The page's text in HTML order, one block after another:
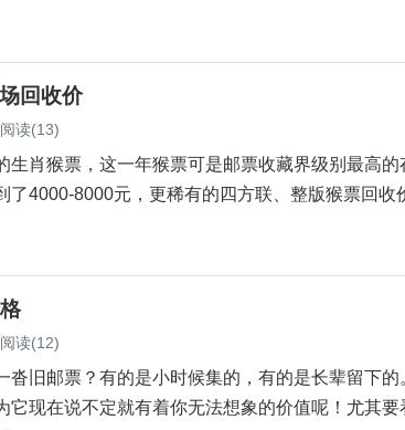
回收价
阅读(13)
肖猴票，这一年猴票可是邮票收藏界级别最高的
了4000-8000元，更稀有的四方联、整版猴票回收
阅读(12)
旧邮票？有的是小时候集的，有的是长辈留下的
它现在说不定就有着你无法想象的价值呢！尤其要